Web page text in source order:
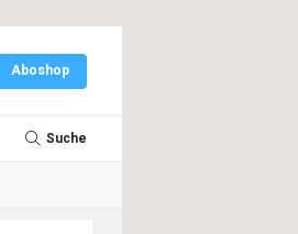
Aboshop
Suche